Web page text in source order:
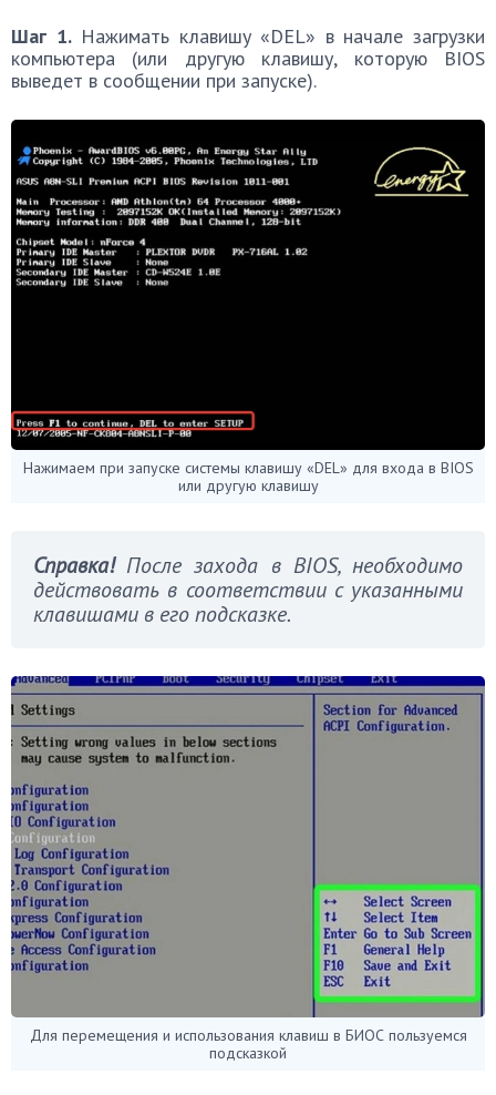
Шаг 1.Нажимать клавишу «DEL» в начале загрузки
компьютера (или другую клавишу, которую BIOS
выведет в сообщении при запуске).
Нажимаем при запуске системы клавишу «DEL» для входа в BIOS
или другую клавишу
Справка! После захода в BIOS, необходимо
действовать в соответствии с указанными
клавишами в его подсказке.
Для перемещения и использования клавиш в БИОС пользуемся
подсказкой